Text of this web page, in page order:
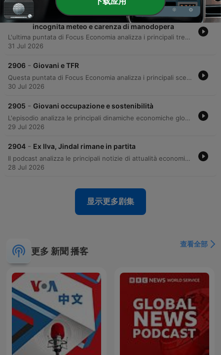
2907 - Al via la vendemmia 2026 tra caro costi,
incognita meteo e carenza di manodopera
L'ultima puntata di Focus Economia analizza i principali trend macroeconomici, dal calo dell'inflazione in Italia all'aumento nell'Eurozona, fino alle strategie geopolitiche di Tesla in Cina e alla volatilità dei mercati finanziari estivi. Il programma approfondisce inoltre l'impatto dei cambiamenti climatici sulla viticoltura italiana e le nuove sfide normative europee sugli imballaggi (PPWR), concludendo con consigli pratici per la prevenzione delle truffe informatiche.
31 Jul 2026
2906 - Giovani e TFR
Questa puntata di Focus Economia analizza i principali scenari macroeconomici globali, esaminando la crescita degli Stati Uniti e l'inflazione in Eurozona. L'episodio approfondisce le criticità del sistema previdenziale italiano, con particolare attenzione alla riforma della previdenza complementare e alle nuove regole per il TFR. Il programma affronta inoltre l'impatto della direttiva europea sul diritto alla riparazione per contrastare l'obsolescenza programmata. Infine, un'analisi dei mercati finanziari con Enrico Vaccari esplora la volatilità legata ai dati economici e le prospettive sui settori tecnologico e obbligazionario.
30 Jul 2026
2905 - Giovani occupazione e sostenibilità
L'episodio analizza le principali dinamiche economiche globali e nazionali, partendo dall'aumento dei prezzi del petrolio e dalle tensioni nel settore autotrasporti, con particolare attenzione al rischio di speculazioni sui prezzi alimentari. Vengono esaminati i mercati internazionali, caratterizzati da una forte volatilità nei settori tecnologico e asiatico a causa dell'incertezza sui tassi della Federal Reserve e del calo degli indici coreani. Il focus si estende anche all'economia italiana, trattando le recenti emissioni di BOT, l'impatto territoriale del Superbonus e le nuove aspettative lavorative della Generazione Z, orientate verso smart working e sostenibilità. Infine, viene approfondita la crisi occupazionale nel settore automotive e l'andamento dei mercati tecnologici legati all'intelligenza artificiale.
29 Jul 2026
2904 - Ex Ilva, Jindal rimane in partita
Il podcast analizza le principali notizie di attualità economica, partendo dal decreto legge 133 sulla riduzione delle accise sui carburanti e dalle criticità legate alla gestione dell'ex Ilva dopo la sentenza della Corte d'Appello di Milano. Vengono approfonditi i temi delle scadenze fiscali per le rottamazioni, le nuove tutele del fondo CONSAP per le persone con disabilità e il preoccupante calo della natalità in Italia. L'analisi si estende ai mercati globali, esaminando l'incertezza legata agli investimenti massicci nell'intelligenza artificiale e l'indebitamento degli hyperscaler tecnologici. Viene inoltre discusso il ruolo delle banche centrali di fronte alle tensioni geopolitiche e alla volatilità dei mercati finanziari, con un focus particolare sulla concentrazione del mercato coreano.
28 Jul 2026
显示更多剧集
更多 新聞 播客
查看全部